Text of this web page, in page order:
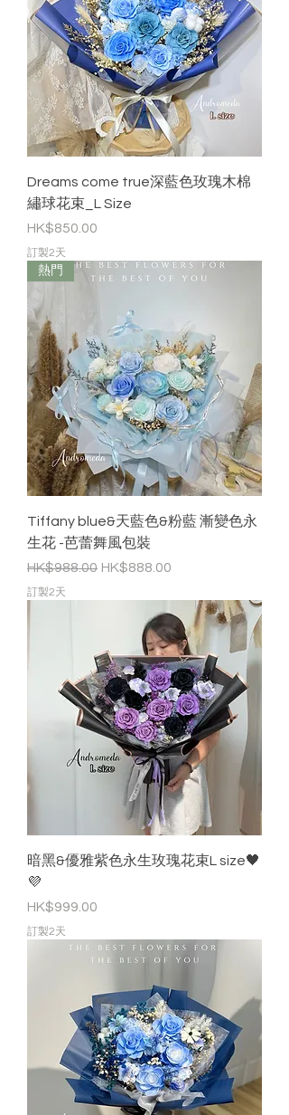
Dreams come true深藍色玫瑰木棉
繡球花束_L Size
價格
HK$850.00
訂製2天
熱門
Tiffany blue&天藍色&粉藍 漸變色永
生花 -芭蕾舞風包裝
一般價格
HK$988.00 促銷價格
HK$888.00
訂製2天
暗黑&優雅紫色永生玫瑰花束L size🖤
💜
價格
HK$999.00
訂製2天